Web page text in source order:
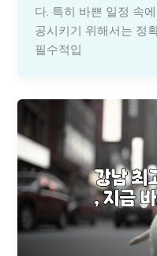
다. 특히 바쁜 일정 속
공시키기 위해서는 정
필수적입